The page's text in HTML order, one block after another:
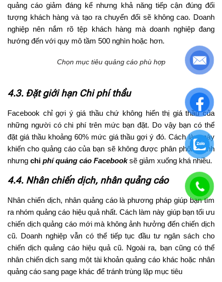
quảng cáo giảm đáng kể nhưng khả năng tiếp cận đúng đối
tượng khách hàng và tạo ra chuyển đổi sẽ không cao. Doanh
nghiệp nên nắm rõ tệp khách hàng mà doanh nghiệp đang
hướng đến với quy mô tầm 500 nghìn hoặc hơn.
Chọn mục tiêu quảng cáo phù hợp
4.3. Đặt giới hạn Chi phí thầu
Facebook chỉ gợi ý giá thầu chứ không hiển thị giá thầu của
những người có chi phí trên mức bạn đặt. Do vậy bạn có thể
đặt giá thầu khoảng 60% mức giá thầu gợi ý đó. Cách làm này
khiến cho quảng cáo của bạn sẽ không được phân phối nhanh
nhưng chi phí quảng cáo Facebooksẽ giảm xuống khá nhiều.
4.4. Nhân chiến dịch, nhân quảng cáo
Nhân chiến dịch, nhân quảng cáo là phương pháp giúp bạn tìm
ra nhóm quảng cáo hiệu quả nhất. Cách làm này giúp bạn tối ưu
chiến dịch quảng cáo mới mà không ảnh hưởng đến chiến dịch
cũ. Doanh nghiệp vẫn có thể tiếp tục đầu tư ngân sách cho
chiến dịch quảng cáo hiệu quả cũ. Ngoài ra, bạn cũng có thể
nhân chiến dịch sang một tài khoản quảng cáo khác hoặc nhân
quảng cáo sang page khác để tránh trùng lặp mục tiêu